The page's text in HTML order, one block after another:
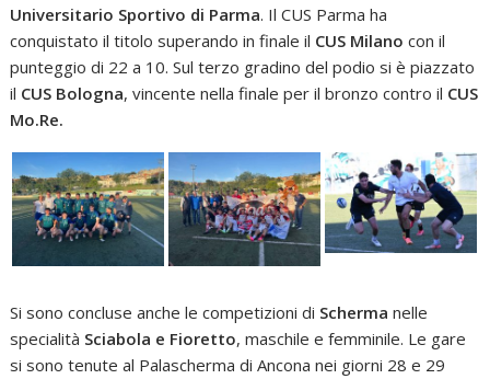
Universitario Sportivo di Parma. Il CUS Parma ha
conquistato il titolo superando in finale il CUS Milano con il
punteggio di 22 a 10. Sul terzo gradino del podio si è piazzato
il CUS Bologna, vincente nella finale per il bronzo contro il CUS
Mo.Re.
Si sono concluse anche le competizioni di Scherma nelle
specialità Sciabola e Fioretto, maschile e femminile. Le gare
si sono tenute al Palascherma di Ancona nei giorni 28 e 29